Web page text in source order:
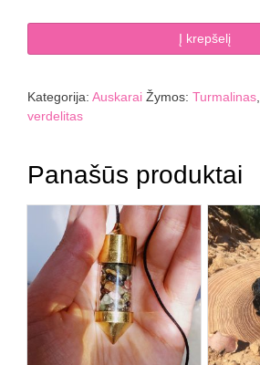
kiekis:
verdelito
auskarai
Į krepšelį
Kategorija: Auskarai Žymos: Turmalinas,
verdelitas
Panašūs produktai